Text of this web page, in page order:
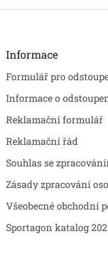
Z
Informace
Formulář pro
Informace o
Reklamační formulář
Reklamační řád
Souhlas se
Zásady zpracování
Všeobecné obchodní
Sportagon katalog